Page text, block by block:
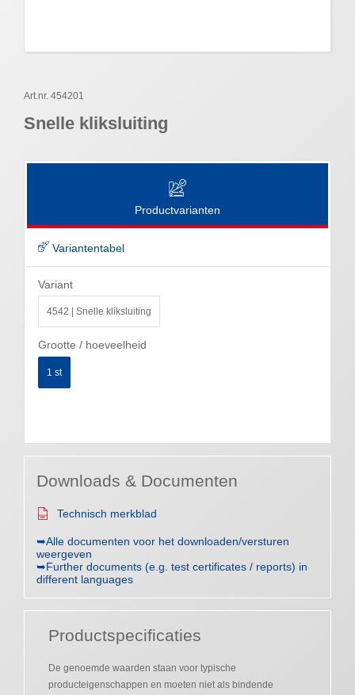
Art.nr. 454201
Snelle kliksluiting
Productvarianten
Variantentabel
Variant
4542 | Snelle kliksluiting
Grootte / hoeveelheid
1 st
Downloads & Documenten
Technisch merkblad
➥Alle documenten voor het downloaden/versturen
weergeven
➥Further documents (e.g. test certificates / reports) in
different languages
Productspecificaties
De genoemde waarden staan voor typische
producteigenschappen en moeten niet als bindende